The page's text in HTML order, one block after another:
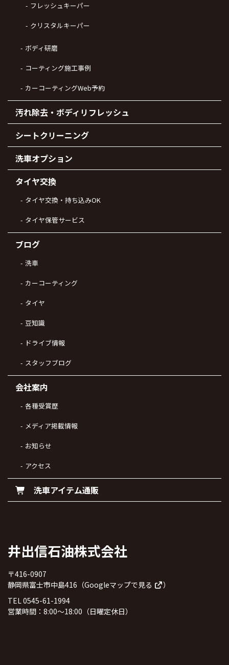
フレッシュキーパー
クリスタルキーパー
ボディ研磨
コーティング施工事例
カーコーティングWeb予約
汚れ除去・ボディリフレッシュ
シートクリーニング
洗車オプション
タイヤ交換
タイヤ交換・持ち込みOK
タイヤ保管サービス
ブログ
洗車
カーコーティング
タイヤ
豆知識
ドライブ情報
スタッフブログ
会社案内
各種受賞歴
メディア掲載情報
お知らせ
アクセス
洗車アイテム通販
井出信石油株式会社
〒416-0907
静岡県富士市中島416（Googleマップで見る
）
TEL 0545-61-1994
営業時間：8:00～18:00（日曜定休日）